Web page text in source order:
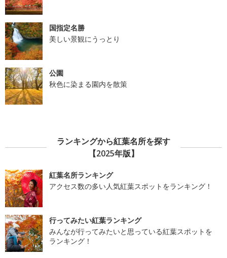
国指定名勝
美しい景観にうっとり
公園
秋色に染まる園内を散策
ランキングから紅葉名所を探す
【2025年版】
紅葉名所ランキング
アクセス数の多い人気紅葉スポットをランキング！
行ってみたい紅葉ランキング
みんなが行ってみたいと思っている紅葉スポットを
ランキング！